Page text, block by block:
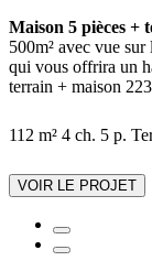
Maison 5 pièces +
500m² avec vue
qui vous offrira un
terrain + maison
112 m² 4 ch. 5 p.
VOIR LE PROJET